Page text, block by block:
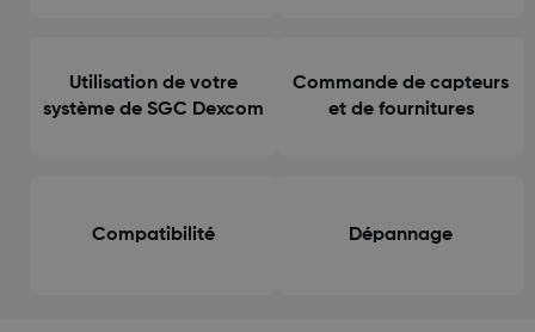
Utilisation de votre
système de SGC Dexcom
Commande de capteurs
et de fournitures
Compatibilité Dépannage